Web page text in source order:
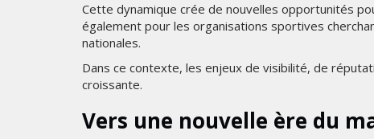
Cette dynamique crée de nouvelles opportunités
également pour les organisations sportives
nationales.
Dans ce contexte, les enjeux de visibilité, de
croissante.
Vers une nouvelle ère du